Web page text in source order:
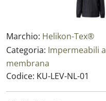
Marchio: Helikon-Tex®
Categoria: Impermeabili a
membrana
Codice: KU-LEV-NL-01